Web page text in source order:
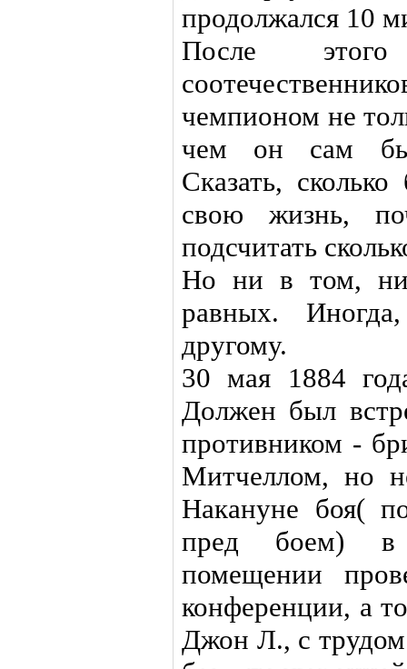
продолжался 10
После
чемпионом не
чем он сам
Сказать,
свою жизнь,
подсчитать
Но ни в том,
равных.
другому.
30 мая 1884
Должен был
противником -
Митчеллом, но
Накануне боя(
пред боем) в
помещении
конференции, а
Джон Л., с